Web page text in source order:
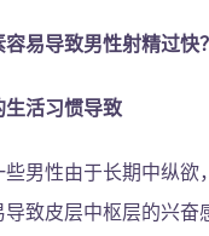
易导致男性射精过快？
活习惯导致
些男性由于长期中纵欲
致皮层中枢层的兴奋